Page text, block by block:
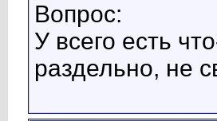
Вопрос:
У всего есть
раздельно, не